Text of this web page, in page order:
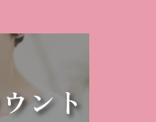
ント